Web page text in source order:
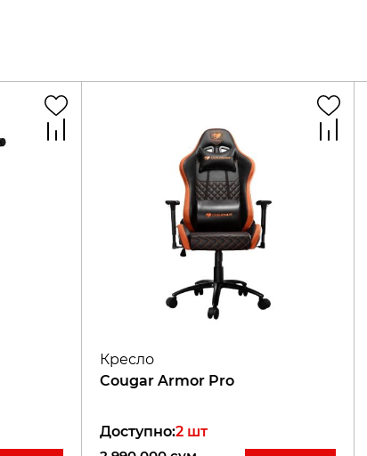
Кресло
Cougar Armor Pro
Доступно:2 шт